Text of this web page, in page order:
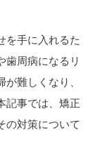
を手に入れるた
歯周病になるリ
難しくなり、
記事では、矯正
の対策について